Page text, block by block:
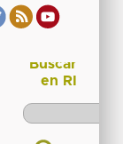
Buscar
en RI